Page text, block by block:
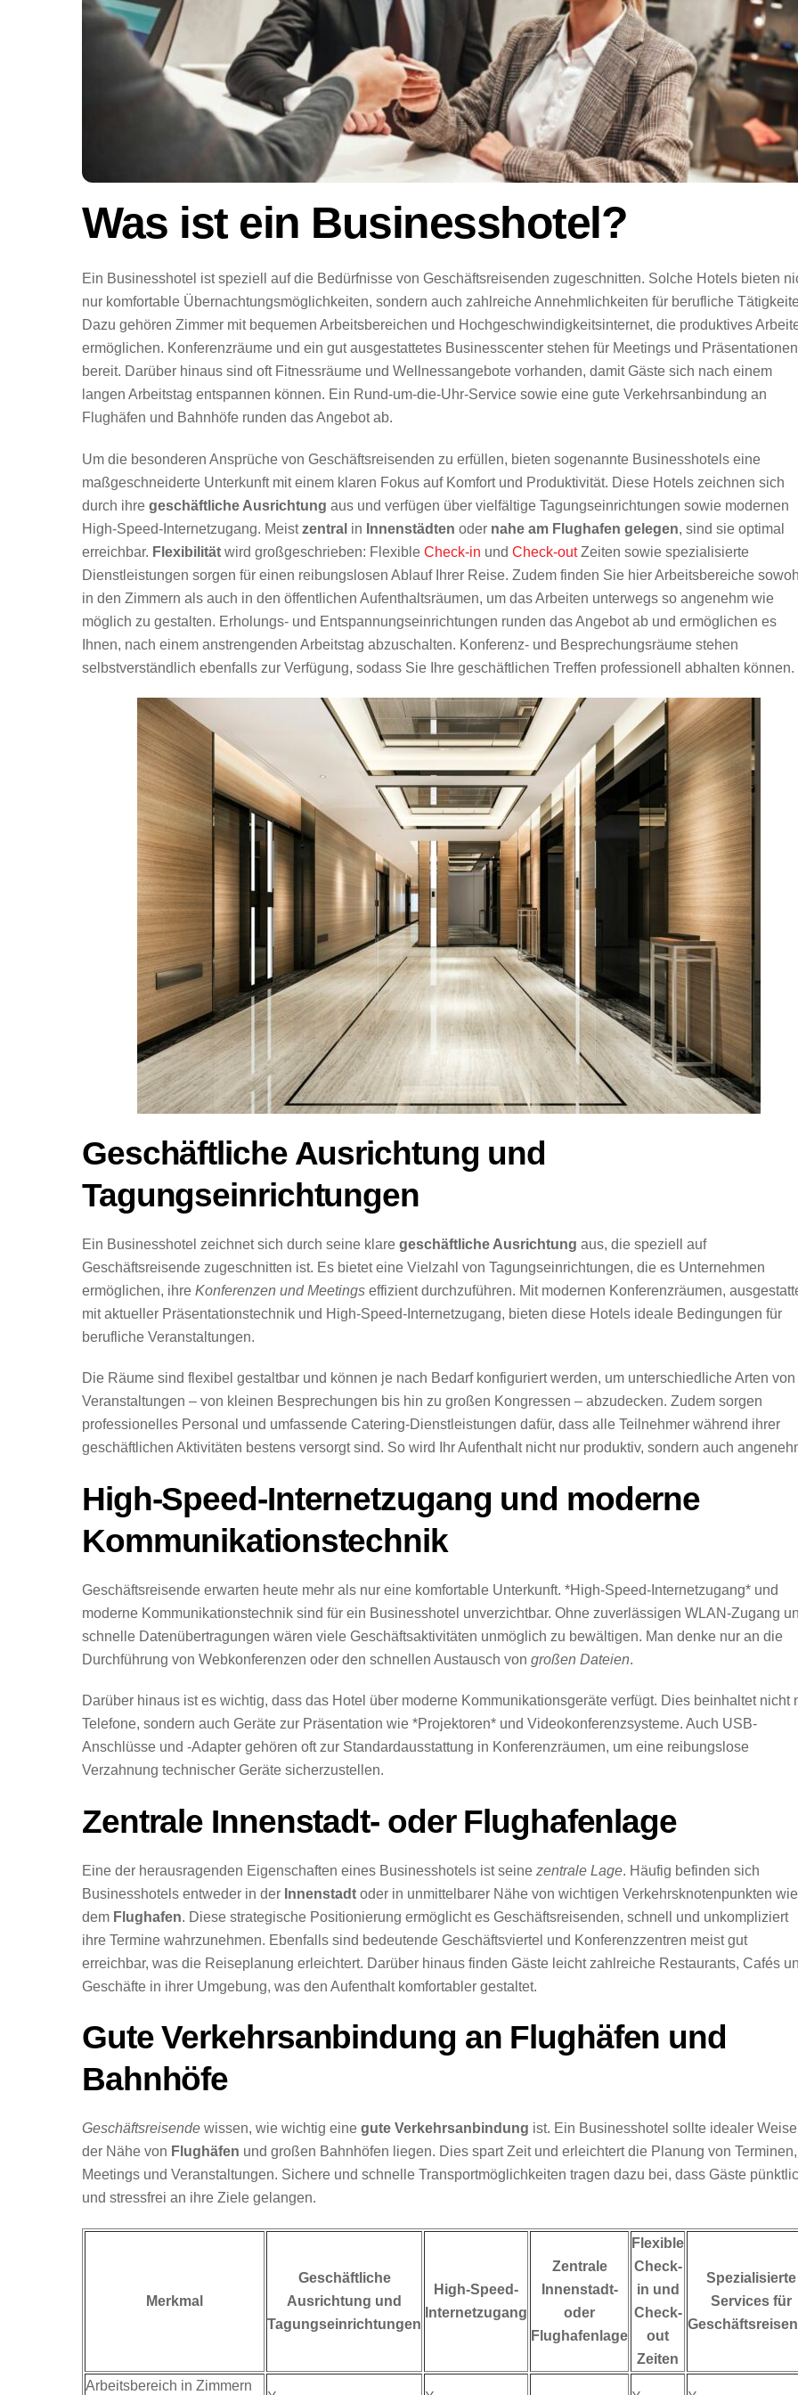
Was ist ein Businesshotel?
Ein Businesshotel ist speziell auf die Bedürfnisse von Geschäftsreisenden zugeschnitten. Solche Hotels bieten
nur komfortable Übernachtungsmöglichkeiten, sondern auch zahlreiche Annehmlichkeiten für berufliche
Dazu gehören Zimmer mit bequemen Arbeitsbereichen und Hochgeschwindigkeitsinternet, die produktives
ermöglichen. Konferenzräume und ein gut ausgestattetes Businesscenter stehen für Meetings und Präsentationen
bereit. Darüber hinaus sind oft Fitnessräume und Wellnessangebote vorhanden, damit Gäste sich nach einem
langen Arbeitstag entspannen können. Ein Rund-um-die-Uhr-Service sowie eine gute Verkehrsanbindung an
Flughäfen und Bahnhöfe runden das Angebot ab.
Um die besonderen Ansprüche von Geschäftsreisenden zu erfüllen, bieten sogenannte Businesshotels eine
maßgeschneiderte Unterkunft mit einem klaren Fokus auf Komfort und Produktivität. Diese Hotels zeichnen sich
durch ihre geschäftliche Ausrichtung aus und verfügen über vielfältige Tagungseinrichtungen sowie modernen
High-Speed-Internetzugang. Meistzentral in Innenstädten oder nahe am Flughafen gelegen, sind sie optimal
erreichbar. Flexibilität wird großgeschrieben: Flexible Check-in und Check-outZeiten sowie spezialisierte
Dienstleistungen sorgen für einen reibungslosen Ablauf Ihrer Reise. Zudem finden Sie hier Arbeitsbereiche sowohl
in den Zimmern als auch in den öffentlichen Aufenthaltsräumen, um das Arbeiten unterwegs so angenehm wie
möglich zu gestalten. Erholungs- und Entspannungseinrichtungen runden das Angebot ab und ermöglichen es
Ihnen, nach einem anstrengenden Arbeitstag abzuschalten. Konferenz- und Besprechungsräume stehen
selbstverständlich ebenfalls zur Verfügung, sodass Sie Ihre geschäftlichen Treffen professionell abhalten können.
Geschäftliche Ausrichtung und
Tagungseinrichtungen
Ein Businesshotel zeichnet sich durch seine klare geschäftliche Ausrichtung aus, die speziell auf
Geschäftsreisende zugeschnitten ist. Es bietet eine Vielzahl von Tagungseinrichtungen, die es Unternehmen
ermöglichen, ihre Konferenzen und Meetings effizient durchzuführen. Mit modernen Konferenzräumen,
mit aktueller Präsentationstechnik und High-Speed-Internetzugang, bieten diese Hotels ideale Bedingungen für
berufliche Veranstaltungen.
Die Räume sind flexibel gestaltbar und können je nach Bedarf konfiguriert werden, um unterschiedliche Arten von
Veranstaltungen – von kleinen Besprechungen bis hin zu großen Kongressen – abzudecken. Zudem sorgen
professionelles Personal und umfassende Catering-Dienstleistungen dafür, dass alle Teilnehmer während ihrer
geschäftlichen Aktivitäten bestens versorgt sind. So wird Ihr Aufenthalt nicht nur produktiv, sondern auch
High-Speed-Internetzugang und moderne
Kommunikationstechnik
Geschäftsreisende erwarten heute mehr als nur eine komfortable Unterkunft. *High-Speed-Internetzugang* und
moderne Kommunikationstechnik sind für ein Businesshotel unverzichtbar. Ohne zuverlässigen WLAN-Zugang
schnelle Datenübertragungen wären viele Geschäftsaktivitäten unmöglich zu bewältigen. Man denke nur an die
Durchführung von Webkonferenzen oder den schnellen Austausch von großen Dateien.
Darüber hinaus ist es wichtig, dass das Hotel über moderne Kommunikationsgeräte verfügt. Dies beinhaltet nicht
Telefone, sondern auch Geräte zur Präsentation wie *Projektoren* und Videokonferenzsysteme. Auch USB-
Anschlüsse und -Adapter gehören oft zur Standardausstattung in Konferenzräumen, um eine reibungslose
Verzahnung technischer Geräte sicherzustellen.
Zentrale Innenstadt- oder Flughafenlage
Eine der herausragenden Eigenschaften eines Businesshotels ist seine zentrale Lage. Häufig befinden sich
Businesshotels entweder in der Innenstadt oder in unmittelbarer Nähe von wichtigen Verkehrsknotenpunkten wie
dem Flughafen. Diese strategische Positionierung ermöglicht es Geschäftsreisenden, schnell und unkompliziert
ihre Termine wahrzunehmen. Ebenfalls sind bedeutende Geschäftsviertel und Konferenzzentren meist gut
erreichbar, was die Reiseplanung erleichtert. Darüber hinaus finden Gäste leicht zahlreiche Restaurants, Cafés
Geschäfte in ihrer Umgebung, was den Aufenthalt komfortabler gestaltet.
Gute Verkehrsanbindung an Flughäfen und
Bahnhöfe
Geschäftsreisende wissen, wie wichtig eine gute Verkehrsanbindung ist. Ein Businesshotel sollte idealer
der Nähe von Flughäfen und großen Bahnhöfen liegen. Dies spart Zeit und erleichtert die Planung von Terminen,
Meetings und Veranstaltungen. Sichere und schnelle Transportmöglichkeiten tragen dazu bei, dass Gäste
und stressfrei an ihre Ziele gelangen.
Merkmal
Geschäftliche
Ausrichtung und
Tagungseinrichtungen
High-Speed-
Internetzugang
Zentrale
Innenstadt-
oder
Flughafenlage
Flexible
Check-
in und
Check-
out
Zeiten
Spezialisierte
Services für
Arbeitsbereich in Zimmern